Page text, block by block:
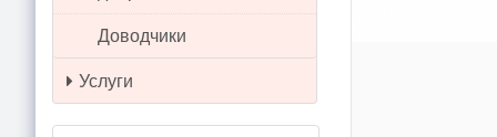
Доводчики
Услуги